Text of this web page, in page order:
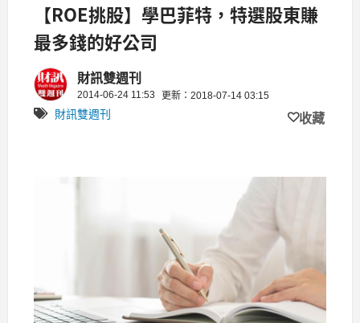
【ROE挑股】學巴菲特，特選股東賺
最多錢的好公司
財訊雙週刊
2014-06-24 11:53 更新：2018-07-14 03:15
財訊雙週刊 收藏